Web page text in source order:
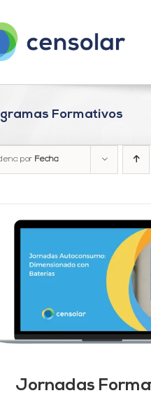
Formativos
por Fecha
Jornadas
AÑADIR AL CARRITO